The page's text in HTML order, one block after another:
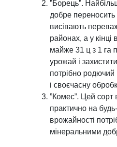
”Борець”.
добре переносить
висівають
районах, а у кінці
майже 31 ц з 1 га
урожай і
потрібно родючий
і своєчасну
”Комес”. Цей
практично на
врожайності
мінеральними